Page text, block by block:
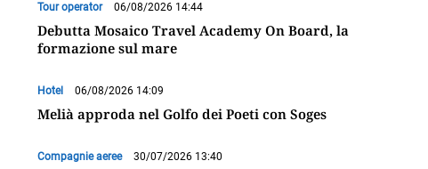
Tour operator 06/08/2026 14:44
Debutta Mosaico Travel Academy On Board, la
formazione sul mare
Hotel 06/08/2026 14:09
Melià approda nel Golfo dei Poeti con Soges
Compagnie aeree 30/07/2026 13:40